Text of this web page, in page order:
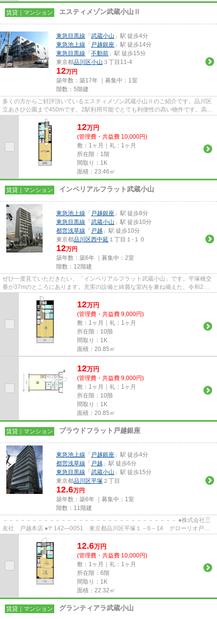
賃貸｜マンション エスティメゾン武蔵小山Ⅱ
東急目黒線 「 武蔵小山 」駅 徒歩4分
東急池上線 「 戸越銀座 」駅 徒歩14分
東急目黒線 「 不動前 」駅 徒歩15分
東京都品川区小山 ３丁目11-4
12万円
築年数：築17年 ｜募集中： 1室
階数：5階建
多くの方からご好評頂いているエスティメゾン武蔵小山Ⅱのご紹介です。品川区
立あさひ公園まで450mです。2駅利用可能でとても利便性の高い物件です。高ニ
ーズな駅近の物件で、徒歩4分で...
12万円
(管理費・共益費 10,000円)
敷：1ヶ月｜礼：1ヶ月
所在階：1階
間取り：1K
面積：23.46㎡
賃貸｜マンション インペリアルフラット武蔵小山
東急池上線 「 戸越銀座 」駅 徒歩8分
東急目黒線 「 武蔵小山 」駅 徒歩10分
都営浅草線 「 戸越 」駅 徒歩10分
東京都品川区西中延 １丁目１-１０
12万円
築年数：築6年 ｜募集中： 2室
階数：12階建
ぜひ一度見ていただきたい、「インペリアルフラット武蔵小山」です。平塚橋交
番が37mのところにあります。充実の設備と綺麗な室内を兼ね備えた、令和2年
築の物件です。ご利用できる駅...
12万円
(管理費・共益費 9,000円)
敷：1ヶ月｜礼：1ヶ月
所在階：10階
間取り：1K
面積：20.85㎡
12万円
(管理費・共益費 9,000円)
敷：1ヶ月｜礼：1ヶ月
所在階：10階
間取り：1K
面積：20.85㎡
賃貸｜マンション プラウドフラット戸越銀座
東急池上線 「 戸越銀座 」駅 徒歩4分
都営浅草線 「 戸越 」駅 徒歩6分
東急目黒線 「 武蔵小山 」駅 徒歩15分
東京都品川区平塚 ２丁目
12.6万円
築年数：築6年 ｜募集中： 1室
階数：11階建
－－－－－－－－－－－－－－－－－－－－－－－－－－－－－－ ●株式会社三
友社 戸越本店 ●〒142―0051 東京都品川区平塚１－6－14 グローリオ戸越
銀座1階 ●TEL：03-3783-1218...
12.6万円
(管理費・共益費 10,000円)
敷：1ヶ月｜礼：1ヶ月
所在階：6階
間取り：1K
面積：22.32㎡
賃貸｜マンション グランティアラ武蔵小山